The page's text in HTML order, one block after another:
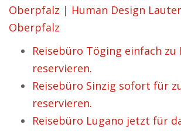
Oberpfalz | Human Design
Oberpfalz
Reisebüro Töging einfach zu
reservieren.
Reisebüro Sinzig sofort für
reservieren.
Reisebüro Lugano jetzt für